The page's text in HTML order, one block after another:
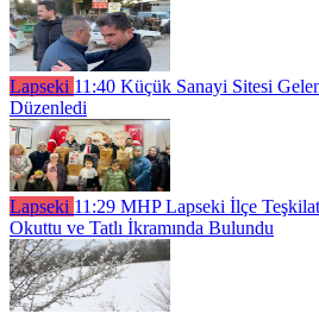
Lapseki 11:40 Küçük Sanayi Sitesi
Düzenledi
Lapseki 11:29 MHP Lapseki İlçe
Okuttu ve Tatlı İkramında Bulundu